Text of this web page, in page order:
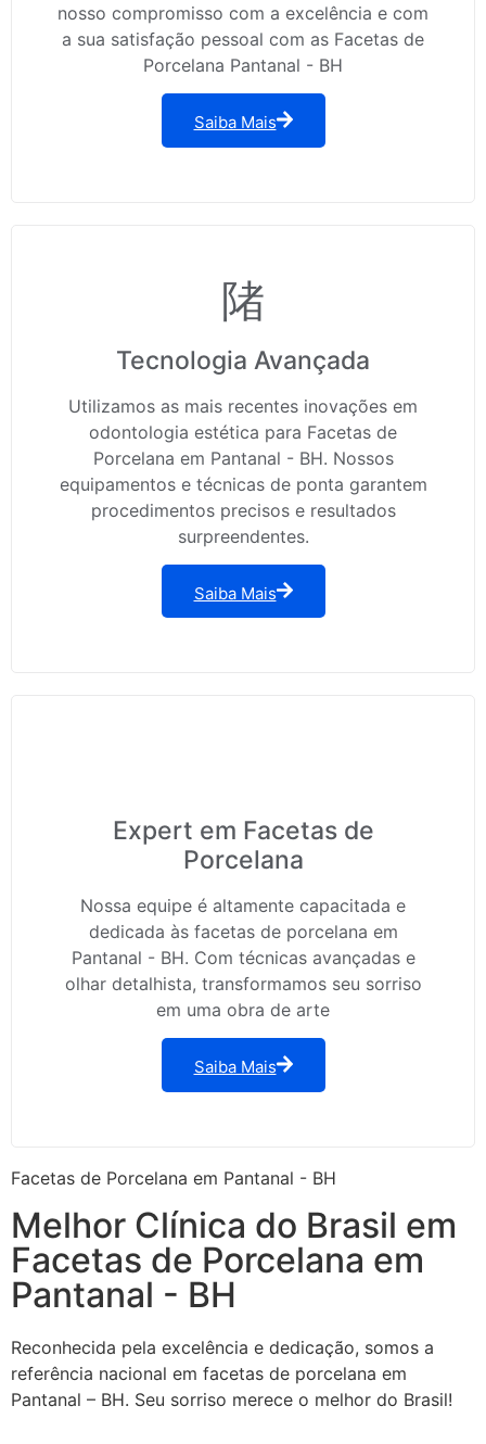
nosso compromisso com a excelência e com
a sua satisfação pessoal com as Facetas de
Porcelana Pantanal - BH
Saiba Mais
Tecnologia Avançada
Utilizamos as mais recentes inovações em
odontologia estética para Facetas de
Porcelana em Pantanal - BH. Nossos
equipamentos e técnicas de ponta garantem
procedimentos precisos e resultados
surpreendentes.
Saiba Mais
Expert em Facetas de
Porcelana
Nossa equipe é altamente capacitada e
dedicada às facetas de porcelana em
Pantanal - BH. Com técnicas avançadas e
olhar detalhista, transformamos seu sorriso
em uma obra de arte
Saiba Mais
Facetas de Porcelana em Pantanal - BH
Melhor Clínica do Brasil em
Facetas de Porcelana em
Pantanal - BH
Reconhecida pela excelência e dedicação, somos a
referência nacional em facetas de porcelana em
Pantanal – BH. Seu sorriso merece o melhor do Brasil!